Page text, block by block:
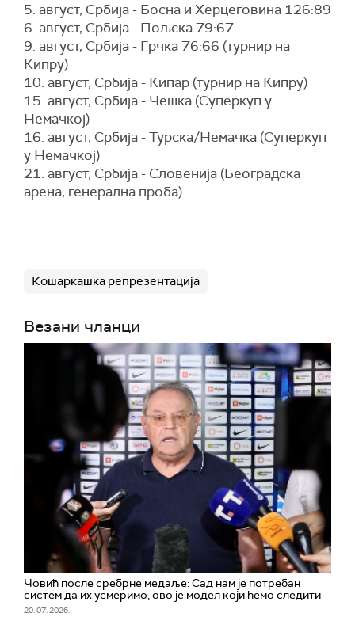
5. август, Србија - Босна и Херцеговина 126:89
6. август, Србија - Пољска 79:67
9. август, Србија - Грчка 76:66 (турнир на
Кипру)
10. август, Србија - Кипар (турнир на Кипру)
15. август, Србија - Чешка (Суперкуп у
Немачкој)
16. август, Србија - Турска/Немачка (Суперкуп
у Немачкој)
21. август, Србија - Словенија (Београдска
арена, генерална проба)
Кошаркашка репрезентација
Везани чланци
Човић после сребрне медаље: Сад нам је потребан
систем да их усмеримо, ово је модел који ћемо следити
20. 07. 2026.